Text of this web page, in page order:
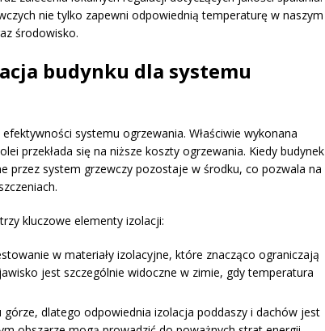
nie tylko zapewni odpowiednią temperaturę w naszym
środowisko.
budynku dla systemu
systemu ogrzewania. Właściwie wykonana
przekłada się na niższe koszty ogrzewania. Kiedy budynek
przez system grzewczy pozostaje w środku, co pozwala na
kluczowe elementy izolacji:
w materiały izolacyjne, które znacząco ograniczają
jest szczególnie widoczne w zimie, gdy temperatura
górze, dlatego odpowiednia izolacja poddaszy i dachów jest